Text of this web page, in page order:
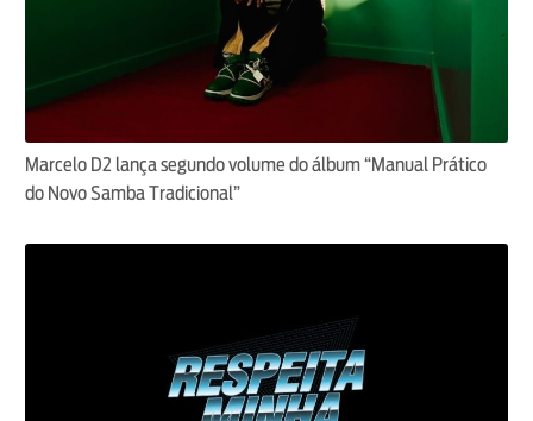
Marcelo D2 lança segundo volume do álbum “Manual Prático
do Novo Samba Tradicional”